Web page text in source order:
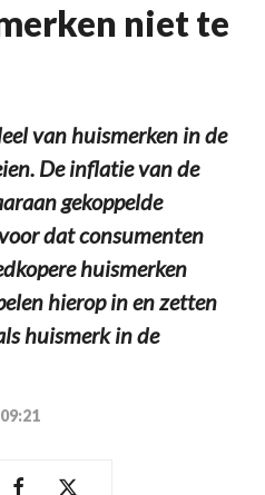
niet te
van huismerken in de
De inflatie van de
gekoppelde
dat consumenten
huismerken
hierop in en zetten
huismerk in de